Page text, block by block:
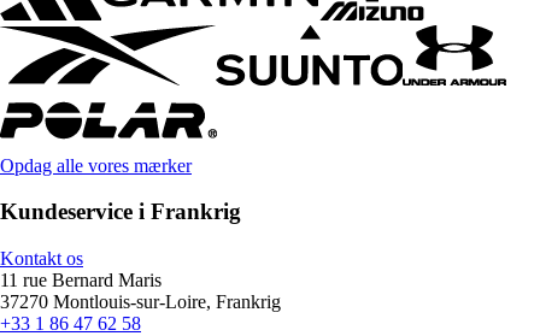
Opdag alle vores mærker
Kundeservice i Frankrig
Kontakt os
11 rue Bernard Maris
37270 Montlouis-sur-Loire, Frankrig
+33 1 86 47 62 58